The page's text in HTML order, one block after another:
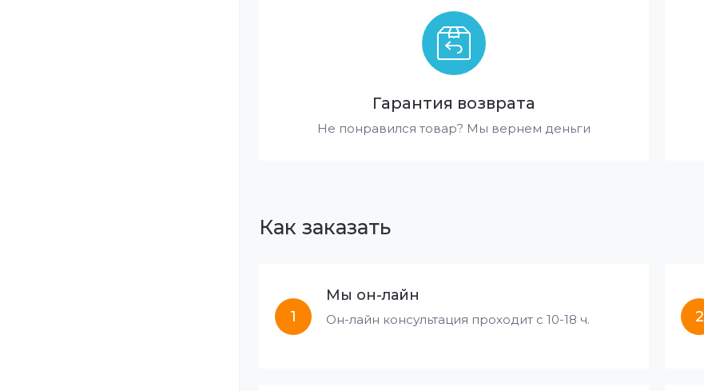
Гарантия возврата
Не понравился товар? Мы вернем деньги
Как заказать
1
Мы он-лайн
Он-лайн консультация проходит с 10-18 ч. 2